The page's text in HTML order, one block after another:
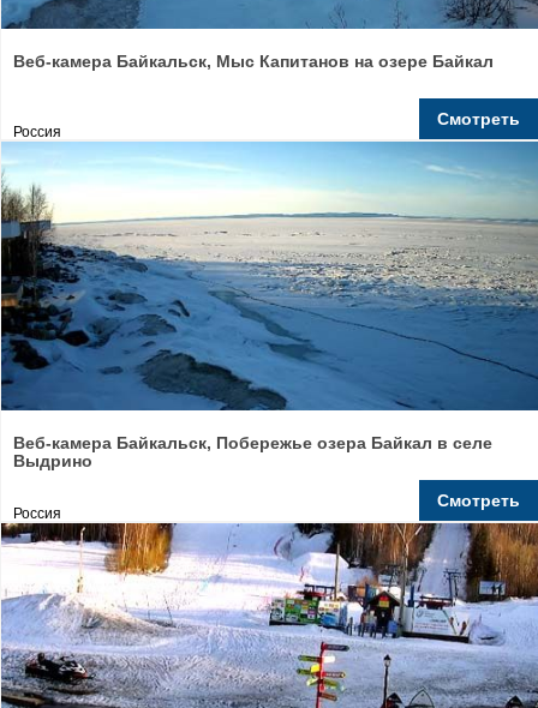
Веб-камера Байкальск, Мыс Капитанов на озере Байкал
Россия
Смотреть
Веб-камера Байкальск, Побережье озера Байкал в селе
Выдрино
Россия
Смотреть